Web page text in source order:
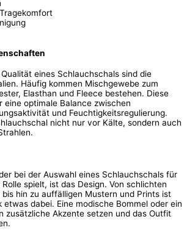
eines Schlauchschals sind die
Häufig kommen Mischgewebe zum
Elasthan und Fleece bestehen. Diese
eine optimale Balance zwischen
und Feuchtigkeitsregulierung.
nicht nur vor Kälte, sondern auch
bei der Auswahl eines Schlauchschals für
spielt, ist das Design. Von schlichten
hin zu auffälligen Mustern und Prints ist
dabei. Eine modische Bommel oder ein
zusätzliche Akzente setzen und das Outfit